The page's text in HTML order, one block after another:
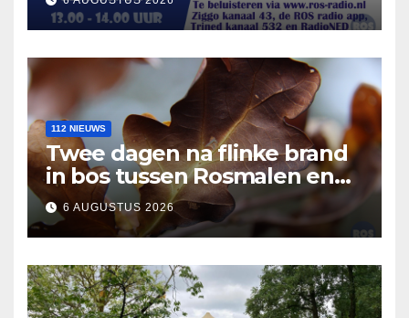
112 NIEUWS
Twee dagen na flinke brand
in bos tussen Rosmalen en
Nuland
6 AUGUSTUS 2026